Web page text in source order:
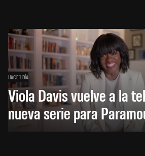
HACE 1 DÍA
Viola Davis vuelve a la
nueva serie para